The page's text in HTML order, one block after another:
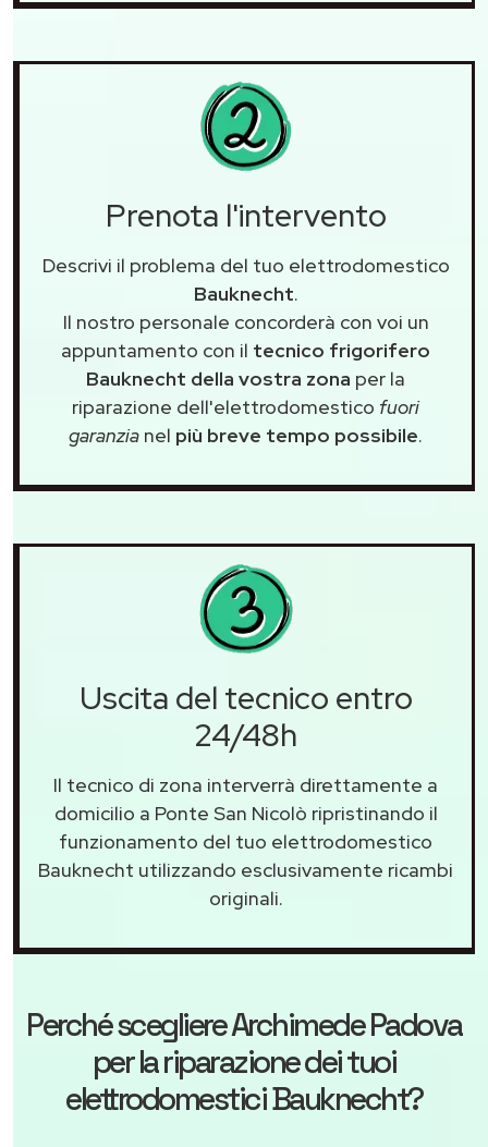
Prenota l'intervento
Descrivi il problema del tuo elettrodomestico
Bauknecht.
Il nostro personale concorderà con voi un
appuntamento con il tecnico frigorifero
Bauknecht della vostra zona per la
riparazione dell'elettrodomestico fuori
garanzia nel più breve tempo possibile.
Uscita del tecnico entro
24/48h
Il tecnico di zona interverrà direttamente a
domicilio a Ponte San Nicolò ripristinando il
funzionamento del tuo elettrodomestico
Bauknecht utilizzando esclusivamente ricambi
originali.
Perché scegliereArchimede Padova
per la riparazione dei tuoi
elettrodomestici Bauknecht?